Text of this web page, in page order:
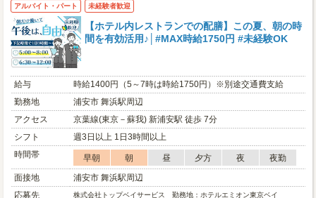
アルバイト・パート 未経験者歓迎
【ホテル内レストランでの配膳】この夏、朝の時
間を有効活用♪│#MAX時給1750円 #未経験OK
給与
時給1400円（5～7時は時給1750円）※別途交通費支給
勤務地
浦安市 舞浜駅周辺
アクセス
京葉線(東京－蘇我) 新浦安駅 徒歩 7分
シフト
週3日以上 1日3時間以上
時間帯
早朝 朝 昼 夕方 夜
夜勤
面接地
浦安市 舞浜駅周辺
応募先
株式会社トップベイサービス 勤務地：ホテルエミオン東京ベイ